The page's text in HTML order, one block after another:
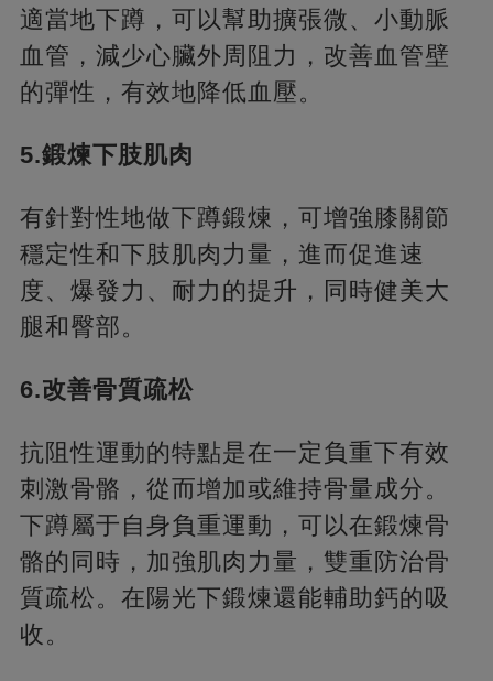
適當地下蹲，可以幫助擴張微、小動脈
血管，減少心臟外周阻力，改善血管壁
的彈性，有效地降低血壓。
5.鍛煉下肢肌肉
有針對性地做下蹲鍛煉，可增強膝關節
穩定性和下肢肌肉力量，進而促進速
度、爆發力、耐力的提升，同時健美大
腿和臀部。
6.改善骨質疏松
抗阻性運動的特點是在一定負重下有效
刺激骨骼，從而增加或維持骨量成分。
下蹲屬于自身負重運動，可以在鍛煉骨
骼的同時，加強肌肉力量，雙重防治骨
質疏松。在陽光下鍛煉還能輔助鈣的吸
收。